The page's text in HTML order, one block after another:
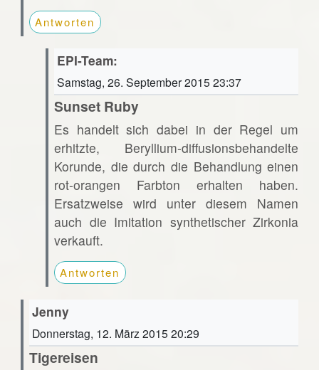
Antworten
EPI-Team:
Samstag, 26. September 2015 23:37
Sunset Ruby
Es handelt sich dabei in der Regel um
erhitzte, Beryllium-diffusionsbehandelte
Korunde, die durch die Behandlung einen
rot-orangen Farbton erhalten haben.
Ersatzweise wird unter diesem Namen
auch die Imitation synthetischer Zirkonia
verkauft.
Antworten
Jenny
Donnerstag, 12. März 2015 20:29
Tigereisen